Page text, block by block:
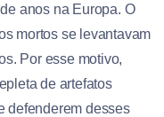
anos na Europa. O
mortos se levantavam
Por esse motivo,
de artefatos
defenderem desses